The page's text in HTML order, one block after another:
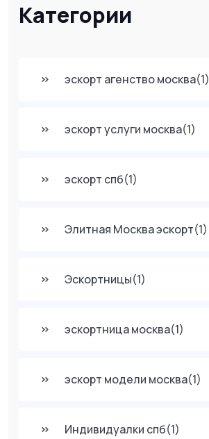
Категории
эскорт агенство москва(1)
эскорт услуги москва(1)
эскорт спб(1)
Элитная Москва эскорт(1)
Эскортницы(1)
эскортница москва(1)
эскорт модели москва(1)
Индивидуалки спб(1)